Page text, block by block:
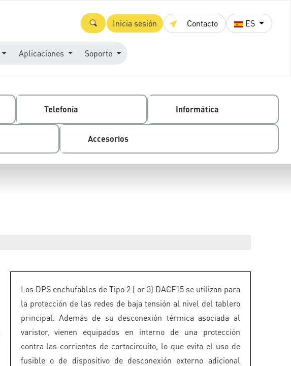
Inicia sesión Contacto ES
Aplicaciones Soporte
Telefonía Informática
Accesorios
Los DPS enchufables de Tipo 2 ( or 3) DACF15 se utilizan para
la protección de las redes de baja tensión al nivel del tablero
principal. Además de su desconexión térmica asociada al
varistor, vienen equipados en interno de una protección
contra las corrientes de cortocircuito, lo que evita el uso de
fusible o de dispositivo de desconexión externo adicional